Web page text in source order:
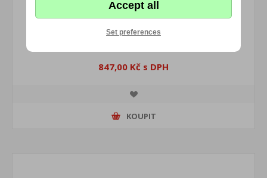
Deska vyvýšeného záhonu 1 x 0,25 m dřevo
847,00 Kč s DPH
KOUPIT
Accept all
Set preferences